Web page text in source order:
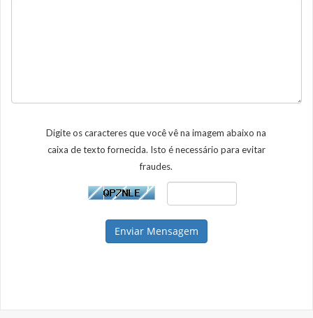
Digite os caracteres que você vê na imagem abaixo na
caixa de texto fornecida. Isto é necessário para evitar
fraudes.
Enviar Mensagem